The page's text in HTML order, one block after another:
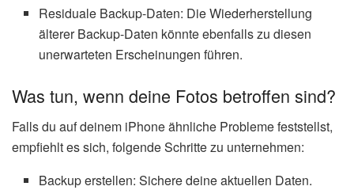
Residuale Backup-Daten: Die Wiederherstellung
älterer Backup-Daten könnte ebenfalls zu diesen
unerwarteten Erscheinungen führen.
Was tun, wenn deine Fotos betroffen sind?
Falls du auf deinem iPhone ähnliche Probleme feststellst,
empfiehlt es sich, folgende Schritte zu unternehmen:
Backup erstellen: Sichere deine aktuellen Daten.